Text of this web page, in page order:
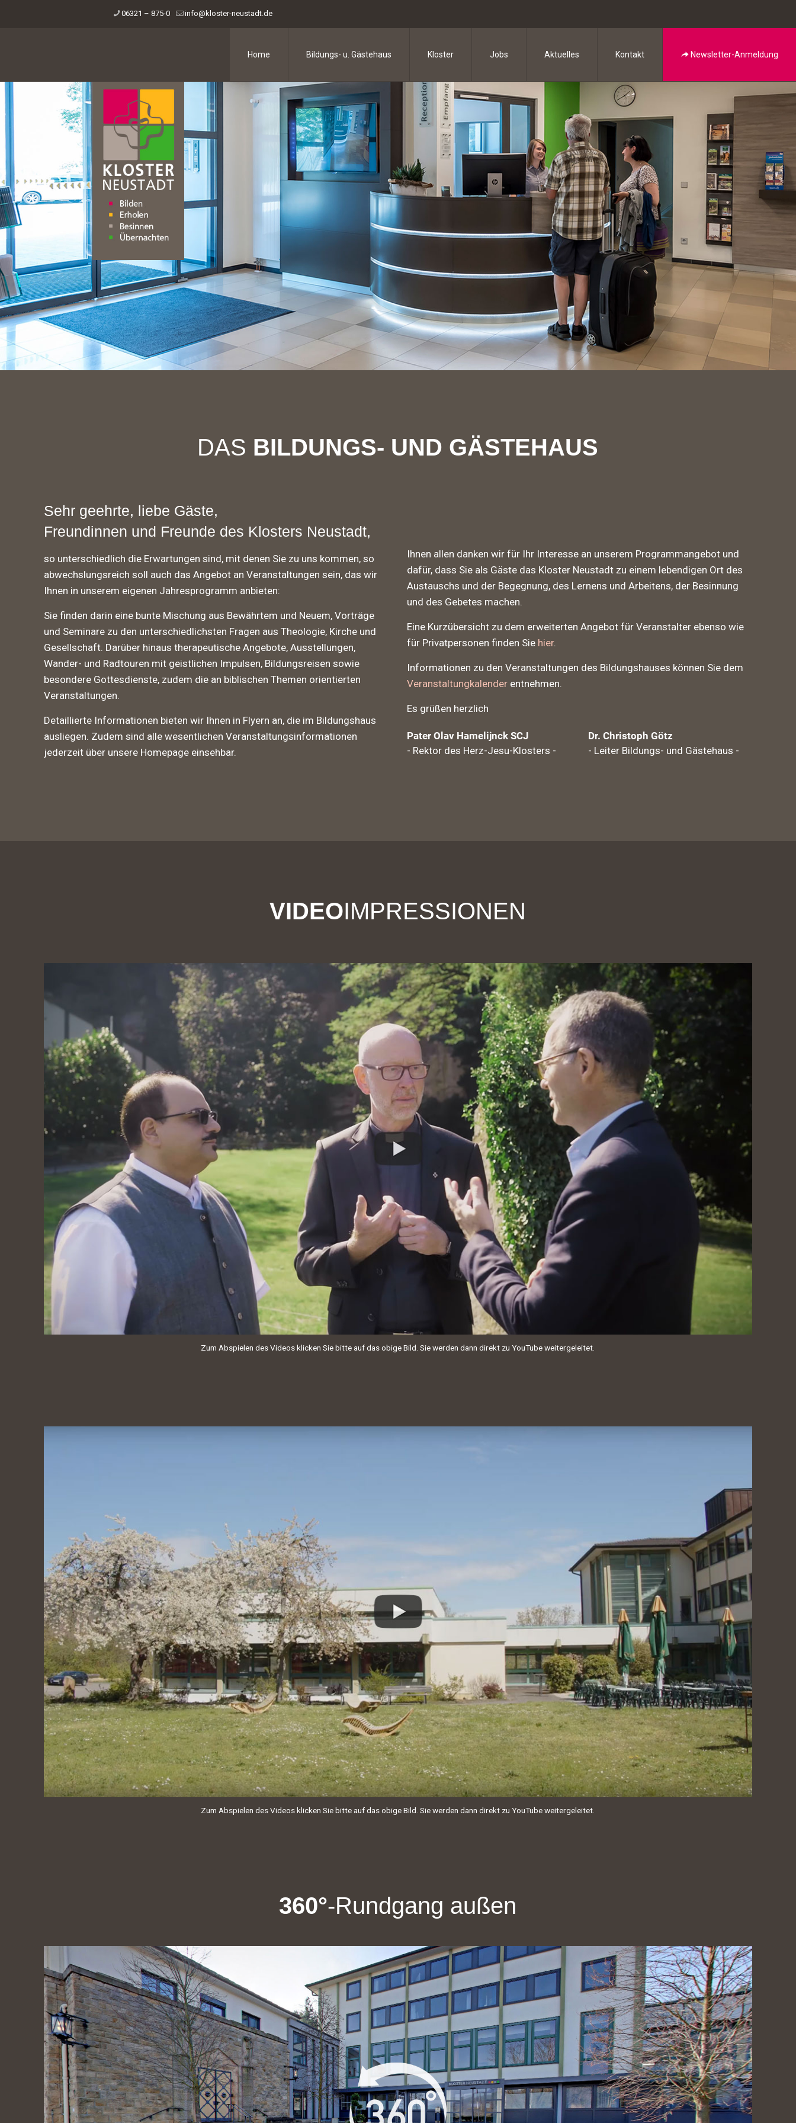
06321 – 875-0 info@kloster-neustadt.de
Home Bildungs- u. Gästehaus Kloster Jobs Aktuelles Kontakt Newsletter-Anmeldung
DAS BILDUNGS- UND GÄSTEHAUS
Sehr geehrte, liebe Gäste,
Freundinnen und Freunde des Klosters Neustadt,
so unterschiedlich die Erwartungen sind, mit denen Sie zu uns kommen, so
abwechslungsreich soll auch das Angebot an Veranstaltungen sein, das wir
Ihnen in unserem eigenen Jahresprogramm anbieten:
Sie finden darin eine bunte Mischung aus Bewährtem und Neuem, Vorträge
und Seminare zu den unterschiedlichsten Fragen aus Theologie, Kirche und
Gesellschaft. Darüber hinaus therapeutische Angebote, Ausstellungen,
Wander- und Radtouren mit geistlichen Impulsen, Bildungsreisen sowie
besondere Gottesdienste, zudem die an biblischen Themen orientierten
Veranstaltungen.
Detaillierte Informationen bieten wir Ihnen in Flyern an, die im Bildungshaus
ausliegen. Zudem sind alle wesentlichen Veranstaltungsinformationen
jederzeit über unsere Homepage einsehbar.
Ihnen allen danken wir für Ihr Interesse an unserem Programmangebot und
dafür, dass Sie als Gäste das Kloster Neustadt zu einem lebendigen Ort des
Austauschs und der Begegnung, des Lernens und Arbeitens, der Besinnung
und des Gebetes machen.
Eine Kurzübersicht zu dem erweiterten Angebot für Veranstalter ebenso wie
für Privatpersonen finden Sie hier.
Informationen zu den Veranstaltungen des Bildungshauses können Sie dem
Veranstaltungkalenderentnehmen.
Es grüßen herzlich
Pater Olav Hamelijnck SCJ
- Rektor des Herz-Jesu-Klosters -
Dr. Christoph Götz
- Leiter Bildungs- und Gästehaus -
VIDEOIMPRESSIONEN
Zum Abspielen des Videos klicken Sie bitte auf das obige Bild. Sie werden dann direkt zu YouTube weitergeleitet.
Zum Abspielen des Videos klicken Sie bitte auf das obige Bild. Sie werden dann direkt zu YouTube weitergeleitet.
360°-Rundgang außen